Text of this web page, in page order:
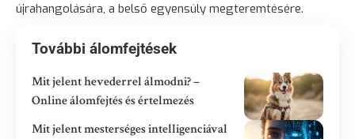
újrahangolására, a belső egyensúly megteremtésére.
További álomfejtések
Mit jelent hevederrel álmodni? –
Online álomfejtés és értelmezés
Mit jelent mesterséges intelligenciával